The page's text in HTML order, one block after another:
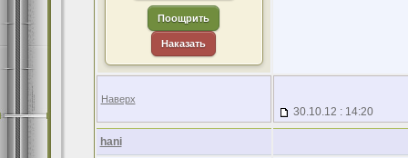
Поощрить
Наказать
Наверх
30.10.12 : 14:20
hani